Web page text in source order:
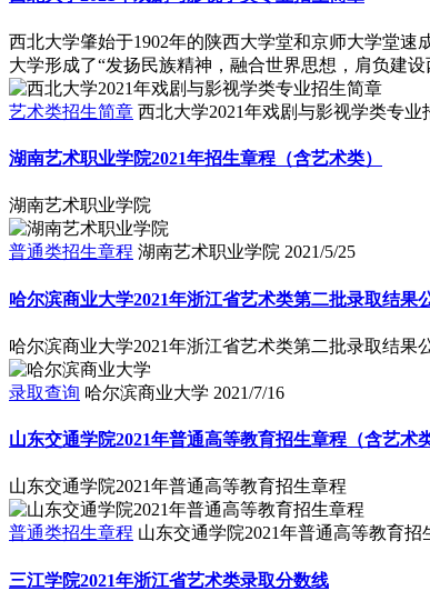
西北大学肇始于1902年的陕西大学堂和京师大学堂
大学形成了“发扬民族精神，融合世界思想，肩负建
艺术类招生简章 西北大学2021年戏剧与影视学类专业
湖南艺术职业学院2021年招生章程（含艺术类）
湖南艺术职业学院
普通类招生章程 湖南艺术职业学院 2021/5/25
哈尔滨商业大学2021年浙江省艺术类第二批录取结果
哈尔滨商业大学2021年浙江省艺术类第二批录取结果
录取查询 哈尔滨商业大学 2021/7/16
山东交通学院2021年普通高等教育招生章程（含艺术类
山东交通学院2021年普通高等教育招生章程
普通类招生章程 山东交通学院2021年普通高等教育招
三江学院2021年浙江省艺术类录取分数线